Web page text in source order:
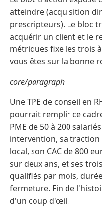
atteindre (acquisition
prescripteurs). Le bloc
acquérir un client et le
métriques fixe les trois
vous êtes sur la bonne
core/paragraph
Une TPE de conseil en
pourrait remplir ce
PME de 50 à 200
intervention, sa traction
local, son CAC de 800
sur deux ans, et ses
qualifiés par mois,
fermeture. Fin de
d'un coup d'œil.